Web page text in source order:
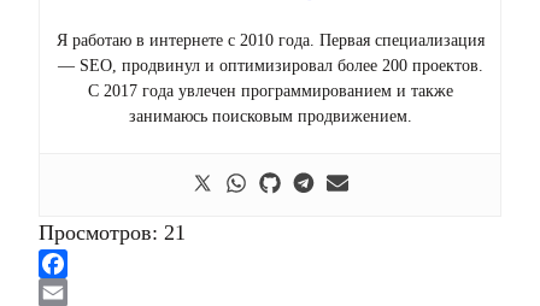
Я работаю в интернете с 2010 года. Первая специализация
— SEO, продвинул и оптимизировал более 200 проектов.
С 2017 года увлечен программированием и также
занимаюсь поисковым продвижением.
Просмотров: 21
Facebook